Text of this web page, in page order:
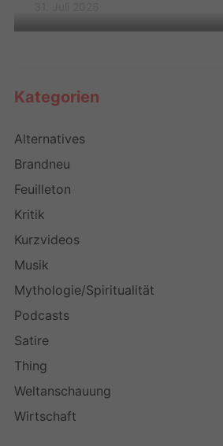
Kategorien
Alternatives
Brandneu
Feuilleton
Kritik
Kurzvideos
Musik
Mythologie/Spiritualität
Podcasts
Satire
Thing
Weltanschauung
Wirtschaft